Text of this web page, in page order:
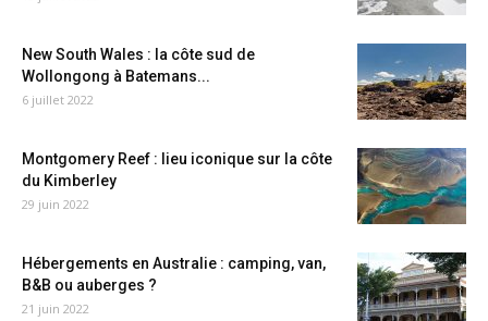
New South Wales : la côte sud de
Wollongong à Batemans...
6 juillet 2022
Montgomery Reef : lieu iconique sur la côte
du Kimberley
29 juin 2022
Hébergements en Australie : camping, van,
B&B ou auberges ?
21 juin 2022